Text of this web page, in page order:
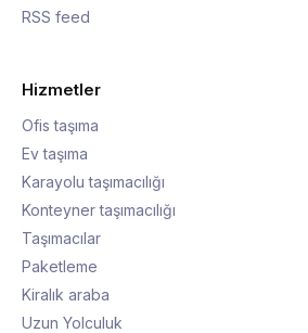
RSS feed
Hizmetler
Ofis taşıma
Ev taşıma
Karayolu taşımacılığı
Konteyner taşımacılığı
Taşımacılar
Paketleme
Kiralık araba
Uzun Yolculuk